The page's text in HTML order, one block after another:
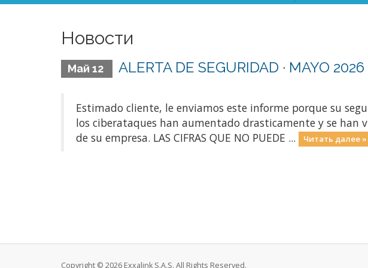
Новости
Май 12 ALERTA DE SEGURIDAD · MAYO 2026
Estimado cliente, le enviamos este informe porque su
los ciberataques han aumentado drasticamente y se
de su empresa. LAS CIFRAS QUE NO PUEDE ...
Читать далее »
Copyright © 2026 Exxalink S.A.S. All Rights Reserved.